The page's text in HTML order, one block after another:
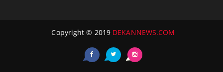
Copyright © 2019 DEKANNEWS.COM